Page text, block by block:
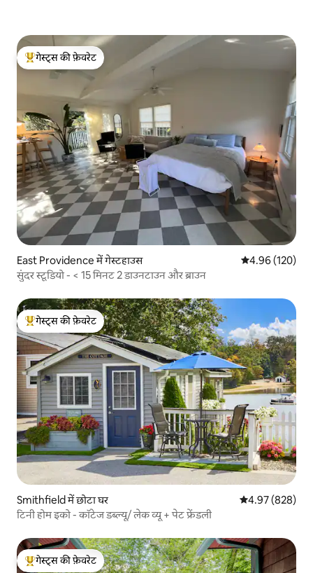
गेस्ट्स का टॉप फ़ेवरेट
गेस्ट्स की फ़ेवरेट
East Providence में गेस्टहाउस औसत रेटिंग 5 में से
4.96 (120)
सुंदर स्टूडियो - < 15 मिनट 2 डाउनटाउन और ब्राउन
गेस्ट्स का टॉप फ़ेवरेट
गेस्ट्स की फ़ेवरेट
Smithfield में छोटा घर औसत रेटिंग 5 में से
4.97 (828)
टिनी होम इको - कॉटेज डब्ल्यू/ लेक व्यू + पेट फ्रेंडली
गेस्ट्स का टॉप फ़ेवरेट
गेस्ट्स की फ़ेवरेट